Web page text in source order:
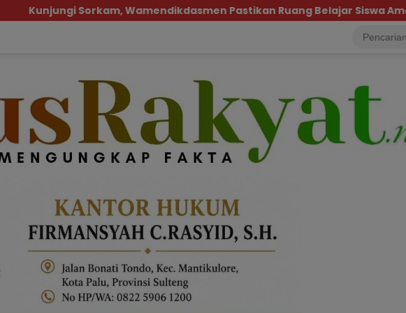
Wamendikdasmen Pastikan Ruang Belajar Siswa Aman dan Nyaman